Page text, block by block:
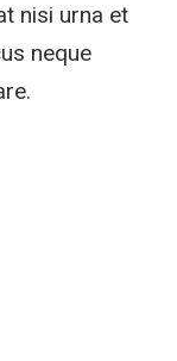
nisi urna et
neque